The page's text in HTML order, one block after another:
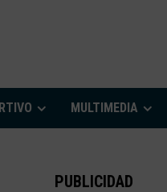
MULTIMEDIA
PUBLICIDAD